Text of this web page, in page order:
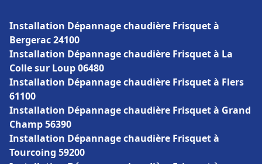
Installation Dépannage chaudière Frisquet à
Bergerac 24100
Installation Dépannage chaudière Frisquet à La
Colle sur Loup 06480
Installation Dépannage chaudière Frisquet à Flers
61100
Installation Dépannage chaudière Frisquet à Grand
Champ 56390
Installation Dépannage chaudière Frisquet à
Tourcoing 59200